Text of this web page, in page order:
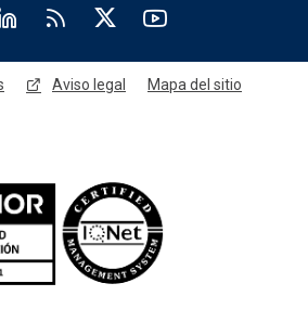
JCCM
Aviso legal Mapa del sitio